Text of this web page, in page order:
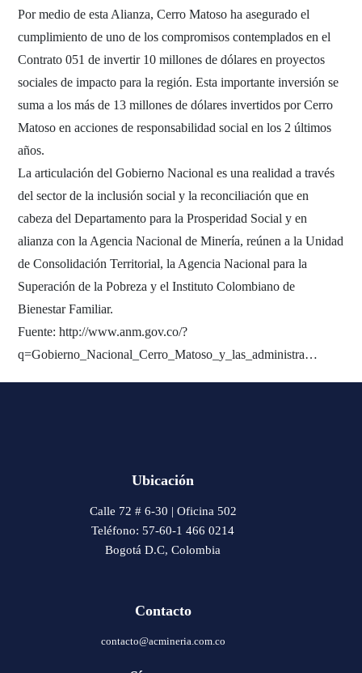
Por medio de esta Alianza, Cerro Matoso ha asegurado el
cumplimiento de uno de los compromisos contemplados en el
Contrato 051 de invertir 10 millones de dólares en proyectos
sociales de impacto para la región. Esta importante inversión se
suma a los más de 13 millones de dólares invertidos por Cerro
Matoso en acciones de responsabilidad social en los 2 últimos
años.
La articulación del Gobierno Nacional es una realidad a través
del sector de la inclusión social y la reconciliación que en
cabeza del Departamento para la Prosperidad Social y en
alianza con la Agencia Nacional de Minería, reúnen a la Unidad
de Consolidación Territorial, la Agencia Nacional para la
Superación de la Pobreza y el Instituto Colombiano de
Bienestar Familiar.
Fuente: http://www.anm.gov.co/?
q=Gobierno_Nacional_Cerro_Matoso_y_las_administra…
Ubicación
Calle 72 # 6-30 | Oficina 502
Teléfono: 57-60-1 466 0214
Bogotá D.C, Colombia
Contacto
contacto@acmineria.com.co